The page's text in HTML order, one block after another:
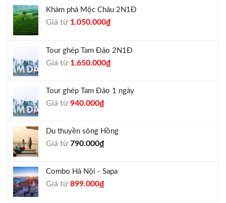
Khám phá Mộc Châu 2N1Đ
Giá từ Giá
1.300.000₫.
1.050.000₫Giá
là:
1.050.000₫.
Tour ghép Tam Đảo 2N1Đ
Giá từ Giá
1.800.000₫.
1.650.000₫Giá
là:
Tour ghép Tam Đảo 1 ngày
Giá từGiá
1.000.000₫.
940.000₫Giá
là:
Du thuyền sông Hồng
Giá từ790.000₫
Combo Hà Nội - Sapa
Giá từGiá
899.000₫Giá